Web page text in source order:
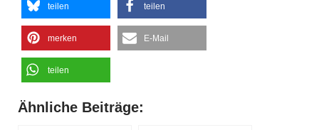
teilen teilen
merken E-Mail
teilen
Ähnliche Beiträge: